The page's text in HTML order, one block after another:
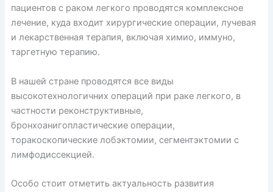
пациентов с раком легкого проводятся комплексное
лечение, куда входит хирургические операции, лучевая
и лекарственная терапия, включая химио, иммуно,
таргетную терапию.
В нашей стране проводятся все виды
высокотехнологичних операций при раке легкого, в
частности реконструктивные,
бронхоанигопластические операции,
торакоскопические лобэктомии, сегментэктомии с
лимфодиссекцией.
Особо стоит отметить актуальность развития